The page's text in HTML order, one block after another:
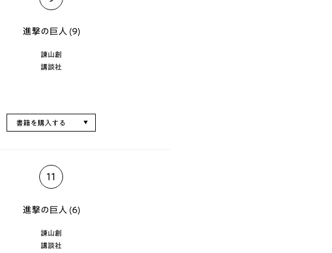
進撃の巨人 (9)
諫山創
講談社
書籍を購入する
11
進撃の巨人 (6)
諫山創
講談社